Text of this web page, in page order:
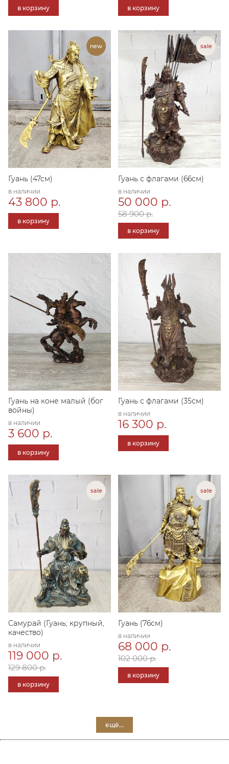
в корзину в корзину
Гуань (47см)
в наличии
43 800 р.
в корзину
Гуань с флагами (66см)
в наличии
50 000 р.
58 900 р.
в корзину
Гуань на коне малый (бог
войны)
в наличии
3 600 р.
в корзину
Гуань с флагами (35см)
в наличии
16 300 р.
в корзину
Самурай (Гуань; крупный,
качество)
в наличии
119 000 р.
129 800 р.
в корзину
Гуань (76см)
в наличии
68 000 р.
102 000 р.
в корзину
ещё...